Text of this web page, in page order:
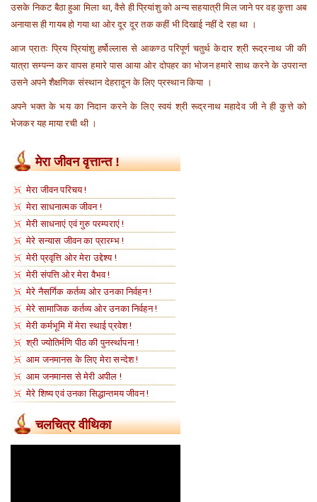
उसके निकट बैठा हुआ मिला था, वैसे ही प्रियांशु को अन्य सहयात्री मिल जाने पर वह कुत्ता अब
अनायास ही गायब हो गया था ओर दूर दूर तक कहीं भी दिखाई नहीं दे रहा था ।
आज प्रातः प्रिय प्रियांशु हर्षोल्लास से आकण्ठ परिपूर्ण चतुर्थ केदार श्री रूद्रनाथ जी की
यात्रा सम्पन्न कर वापस हमारे पास आया ओर दोपहर का भोजन हमारे साथ करने के उपरान्त
उसने अपने शैक्षणिक संस्थान देहरादून के लिए प्रस्थान किया ।
अपने भक्त के भय का निदान करने के लिए स्वयं श्री रूद्रनाथ महादेव जी ने ही कुत्ते को
भेजकर यह माया रची थी ।
मेरा जीवन वृत्तान्त !
मेरा जीवन परिचय !
मेरा साधनात्मक जीवन !
मेरी साधनाएं एवं गुरु परम्पराएं !
मेरे सन्यास जीवन का प्रारम्भ !
मेरी प्रवृत्ति ओर मेरा उद्देश्य !
मेरी संपत्ति ओर मेरा वैभव !
मेरे नैसर्गिक कर्तव्य ओर उनका निर्वहन !
मेरे सामाजिक कर्तव्य ओर उनका निर्वहन !
मेरी कर्मभूमि में मेरा स्थाई प्रवेश !
श्री ज्योतिर्मणि पीठ की पुनर्स्थापना !
आम जनमानस के लिए मेरा सन्देश !
आम जनमानस से मेरी अपील !
मेरे शिष्य एवं उनका सिद्धान्तमय जीवन !
चलचित्र वीथिका